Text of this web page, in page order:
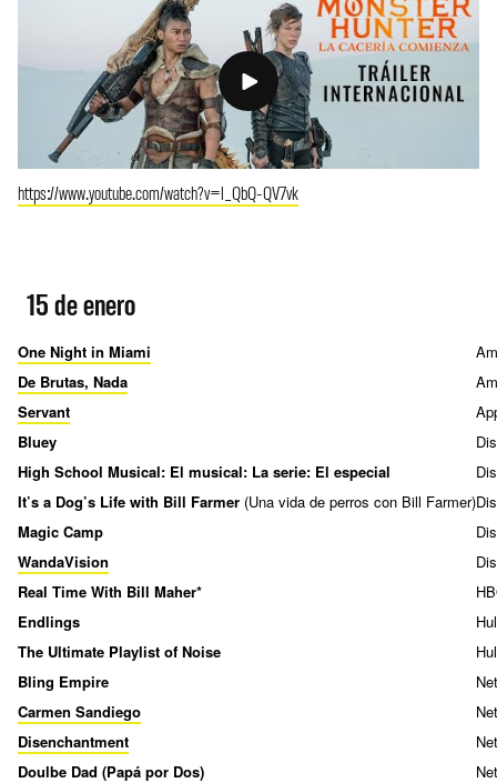
https://www.youtube.com/watch?v=l_QbQ-QV7vk
15 de enero
One Night in Miami
De Brutas, Nada
Servant
Bluey
High School Musical: El musical: La serie: El especial
It’s a Dog’s Life with Bill Farmer (Una vida de perros con Bill Farmer)
Magic Camp
WandaVision
Real Time With Bill Maher*
Endlings
The Ultimate Playlist of Noise
Bling Empire
Carmen Sandiego
Disenchantment
Doulbe Dad (Papá por Dos)